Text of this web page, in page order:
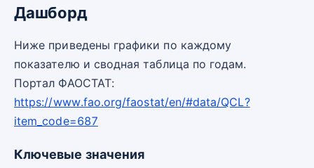
Дашборд
Ниже приведены графики по каждому
показателю и сводная таблица по годам.
Портал ФАОСТАТ:
https://www.fao.org/faostat/en/#data/QCL?
item_code=687
Ключевые значения